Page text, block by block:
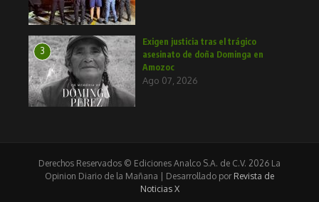
3
Exigen justicia tras el trágico
asesinato de doña Dominga en
Amozoc
Ago 07, 2026
Derechos Reservados © Ediciones Analco S.A. de C.V. 2026 La
Opinion Diario de la Mañana | Desarrollado por Revista de
Noticias X